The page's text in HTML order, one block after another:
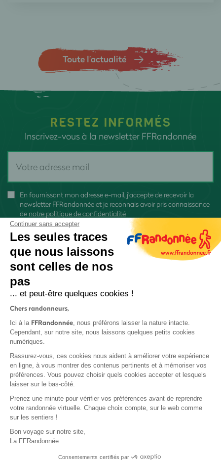
Toute l’actualité
RESTEZ INFORMÉS
Inscrivez-vous à la newsletter FFRandonnée
En fournissant mon adresse e-mail, j'accepte de recevoir la
newsletter FFRandonnée et je reconnais avoir pris connaissance
de notre politique de confidentialité
Protection des données
Politique de confidentialité
Base documentaire
Continuer sans accepter
Les seules traces
que nous laissons
sont celles de nos
pas
... et peut-être quelques cookies !
Chers randonneurs,
Ici à la FFRandonnée, nous préférons laisser la nature intacte.
Cependant, sur notre site, nous laissons quelques petits cookies
numériques.
Rassurez-vous, ces cookies nous aident à améliorer votre expérience
en ligne, à vous montrer des contenus pertinents et à mémoriser vos
préférences. Vous pouvez choisir quels cookies accepter et lesquels
laisser sur le bas-côté.
Prenez une minute pour vérifier vos préférences avant de reprendre
votre randonnée virtuelle. Chaque choix compte, sur le web comme
sur les sentiers !
Bon voyage sur notre site,
La FFRandonnée
Consentements certifiés par